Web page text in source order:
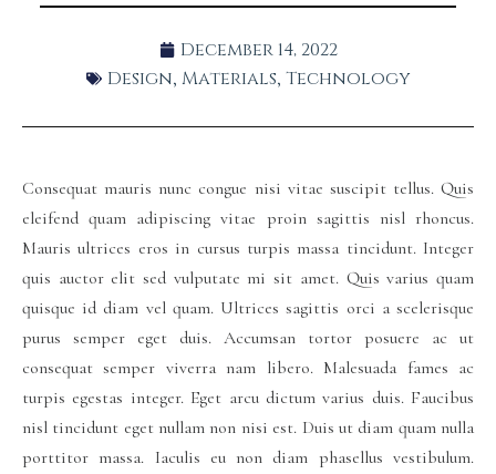
December 14, 2022
Design, Materials, Technology
Consequat mauris nunc congue nisi vitae suscipit tellus. Quis
eleifend quam adipiscing vitae proin sagittis nisl rhoncus.
Mauris ultrices eros in cursus turpis massa tincidunt. Integer
quis auctor elit sed vulputate mi sit amet. Quis varius quam
quisque id diam vel quam. Ultrices sagittis orci a scelerisque
purus semper eget duis. Accumsan tortor posuere ac ut
consequat semper viverra nam libero. Malesuada fames ac
turpis egestas integer. Eget arcu dictum varius duis. Faucibus
nisl tincidunt eget nullam non nisi est. Duis ut diam quam nulla
porttitor massa. Iaculis eu non diam phasellus vestibulum.